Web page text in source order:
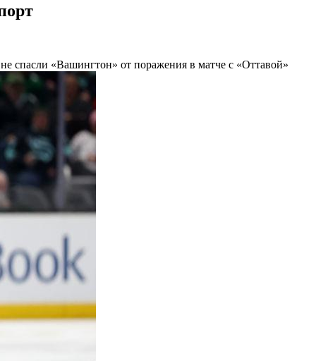
спасли «Вашингтон» от поражения в матче с «Оттавой»